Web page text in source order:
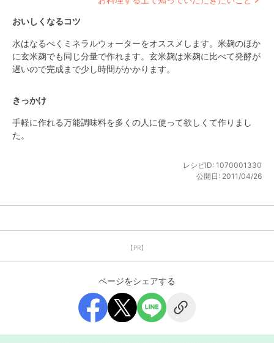
おいしくなるコツ
水はなるべくミネラルウォーターをオススメします。米麹のほか
に玄米麹でも同じ分量で作れます。玄米麹は米麹に比べて発酵が
遅いので完成まで少し時間がかかります。
きっかけ
手軽に作れる万能調味料を多くの人に使って欲しくて作りまし
た。
レシピID: 1070001330
公開日: 2011/04/26
【PR】
ページをシェアする